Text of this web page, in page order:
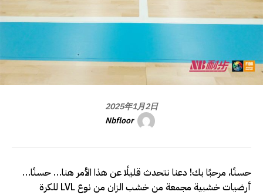
2025年1月2日
Nbfloor
حسنًا، مرحبًا بك! دعنا نتحدث قليلًا عن هذا الأمر هنا… حسنًا…
أرضيات خشبية مجمعة من خشب الزان من نوع LVL للكرة